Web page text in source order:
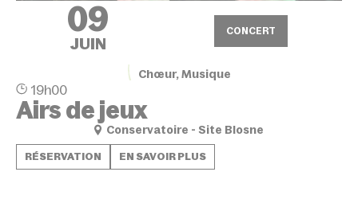
09
JUIN
CONCERT
Chœur, Musique
19h00
Airs de jeux
Conservatoire - Site Blosne
RÉSERVATION EN SAVOIR PLUS